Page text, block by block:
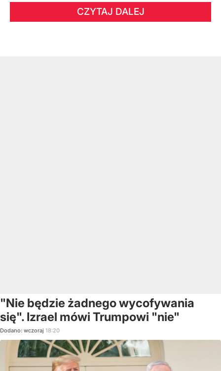
CZYTAJ DALEJ
"Nie będzie żadnego wycofywania
się". Izrael mówi Trumpowi "nie"
Dodano: wczoraj 18:20